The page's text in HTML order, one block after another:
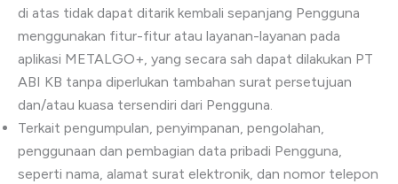
di atas tidak dapat ditarik kembali sepanjang Pengguna
menggunakan fitur-fitur atau layanan-layanan pada
aplikasi METALGO+, yang secara sah dapat dilakukan PT
ABI KB tanpa diperlukan tambahan surat persetujuan
dan/atau kuasa tersendiri dari Pengguna.
Terkait pengumpulan, penyimpanan, pengolahan,
penggunaan dan pembagian data pribadi Pengguna,
seperti nama, alamat surat elektronik, dan nomor telepon